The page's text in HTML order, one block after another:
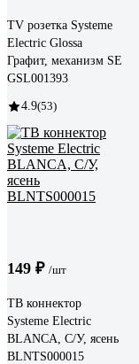
TV розетка Systeme
Electric Glossa
Графит, механизм SE
GSL001393
4.9(53)
149 ₽ /шт
ТВ коннектор
Systeme Electric
BLANCA, С/У, ясень
BLNTS000015